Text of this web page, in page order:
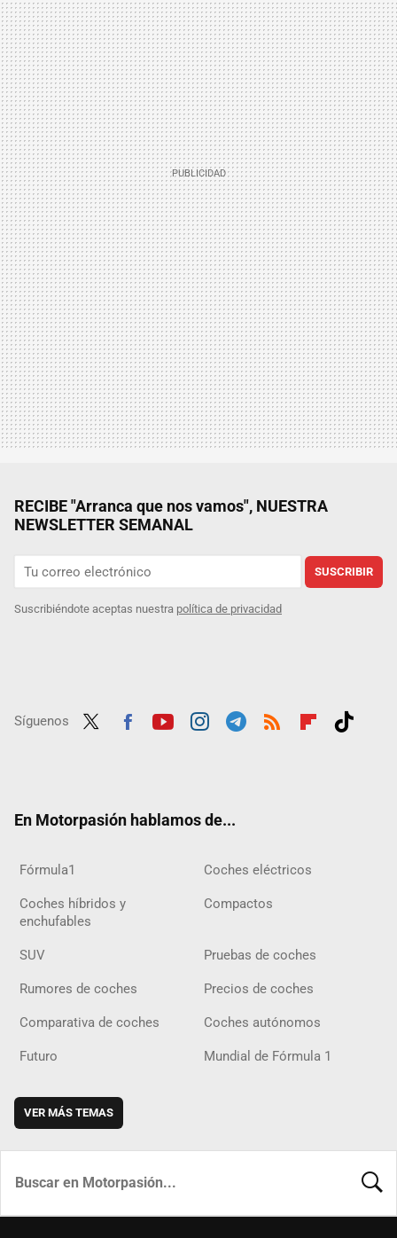
RECIBE "Arranca que nos vamos", NUESTRA
NEWSLETTER SEMANAL
SUSCRIBIR
Suscribiéndote aceptas nuestra política de privacidad
Síguenos
En Motorpasión hablamos de...
Fórmula1 Coches eléctricos
Coches híbridos y
enchufables
Compactos
SUV Pruebas de coches
Rumores de coches Precios de coches
Comparativa de coches Coches autónomos
Futuro Mundial de Fórmula 1
VER MÁS TEMAS